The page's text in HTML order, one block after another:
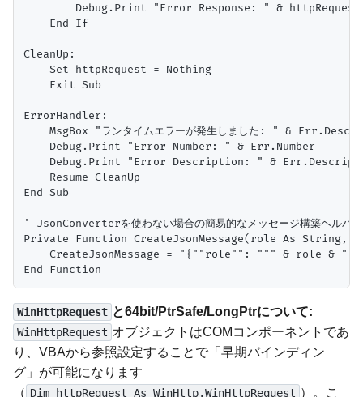
Debug.Print "Error Response: " &
    End If
CleanUp:
    Set httpRequest = Nothing
    Exit Sub
ErrorHandler:
MsgBox "ランタイムエラーが発生しました: " &
    Debug.Print "Error Number: " & Err.Number
Debug.Print "Error Description: " &
    Resume CleanUp
End Sub
' JsonConverterを使わない場合の簡易的なメッセージ構築ヘルパ
Private Function CreateJsonMessage(role As String,
CreateJsonMessage = "{""role"": """ & role &
WinHttpRequest と64bit/PtrSafe/LongPtrについて:
WinHttpRequest オブジェクトはCOMコンポーネントであ
り、VBAから参照設定することで「早期バインディン
グ」が可能になります
（ Dim httpRequest As WinHttp.WinHttpRequest ）。こ